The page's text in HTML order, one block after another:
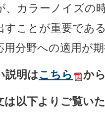
、カラーノイズの
すことが重要であ
用分野への適用が期
説明はこちら から
は以下よりご覧い